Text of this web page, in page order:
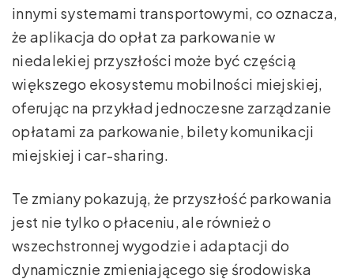
innymi systemami transportowymi, co oznacza,
że aplikacja do opłat za parkowanie w
niedalekiej przyszłości może być częścią
większego ekosystemu mobilności miejskiej,
oferując na przykład jednoczesne zarządzanie
opłatami za parkowanie, bilety komunikacji
miejskiej i car-sharing.
Te zmiany pokazują, że przyszłość parkowania
jest nie tylko o płaceniu, ale również o
wszechstronnej wygodzie i adaptacji do
dynamicznie zmieniającego się środowiska